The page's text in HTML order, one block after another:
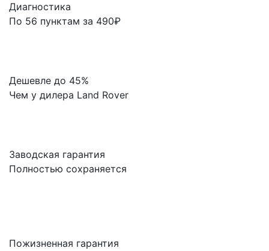
Диагностика
По 56 пунктам за 490₽
Дешевле до 45%
Чем у дилера Land Rover
Заводская гарантия
Полностью сохраняется
Пожизненная гарантия